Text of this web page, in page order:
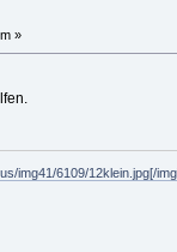
»
img41/6109/12klein.jpg[/